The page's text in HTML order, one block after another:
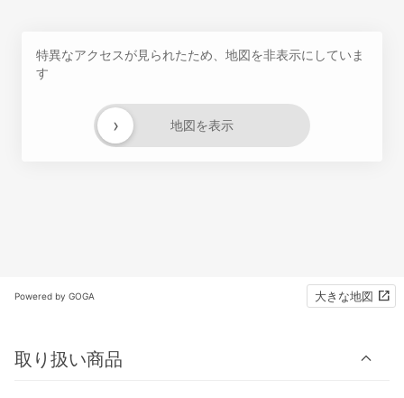
特異なアクセスが見られたため、地図を非表示にしていま
す
地図を表示
›
Powered by GOGA 大きな地図
取り扱い商品